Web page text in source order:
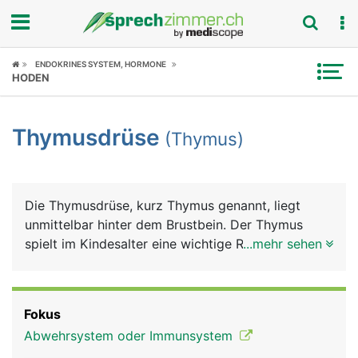
Fokus
Symptome
News
Rubriken
ENDOKRINES SYSTEM, HORMONE
HODEN
Thymusdrüse (Thymus)
Die Thymusdrüse, kurz Thymus genannt, liegt
unmittelbar hinter dem Brustbein. Der Thymus
spielt im Kindesalter eine wichtige Rolle bei der
danach verkümmert er im Laufe des Lebens und
liegt im Alter nur noch als kleiner Geweberest vor.
...mehr sehen
Fokus
Abwehrsystem oder Immunsystem